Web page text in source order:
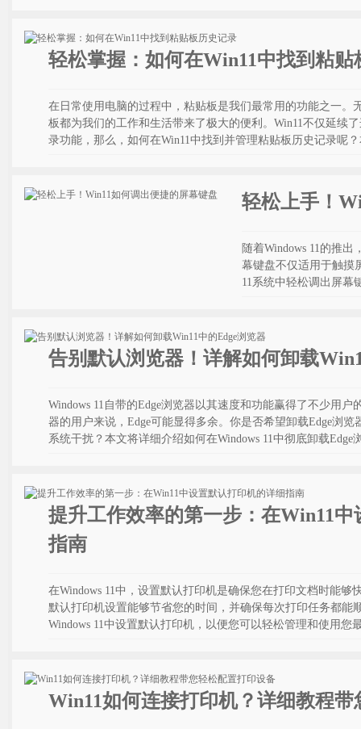
轻松掌握：如何在Win11中找到粘贴
在日常使用电脑的过程中，粘贴板是我们最常用的功能之一。
板都为我们的工作和生活带来了极大的便利。Win11不仅延续
录功能，那么，如何在Win11中找到并管理粘贴板历史记录呢
轻松上手！
随着Windows 11的推
幕键盘不仅适用于触摸
11系统中轻松调出屏幕
告别默认浏览器！详解如何卸载
Windows 11自带的Edge浏览器以其速度和功能赢得了不少用
器的用户来说，Edge可能显得多余。你是否希望卸载Edge浏
系统干扰？本文将详细介绍如何在Windows 11中彻底卸载Edge
提升工作效率的第一步：在Win11
指南
在Windows 11中，设置默认打印机是确保您在打印文档时能够
默认打印机设置能够节省您的时间，并确保每次打印任务都能
Windows 11中设置默认打印机，以便您可以轻松管理和使用您
Win11如何连接打印机？详细教程